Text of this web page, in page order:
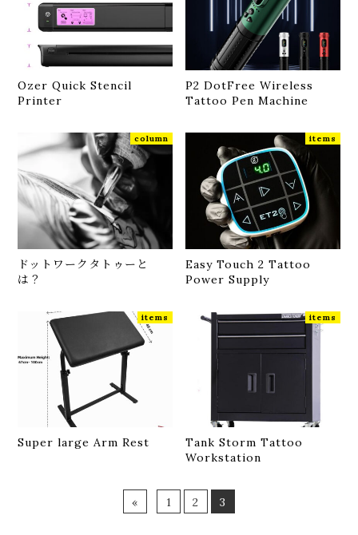
Ozer Quick Stencil
Printer
P2 DotFree Wireless
Tattoo Pen Machine
column
ドットワークタトゥーと
は？
items
Easy Touch 2 Tattoo
Power Supply
items
Super large Arm Rest
items
Tank Storm Tattoo
Workstation
« 1 2 3